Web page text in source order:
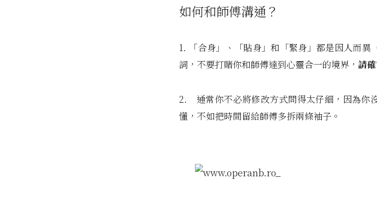
如何和師傅溝通？
1. 「合身」、「貼身」和「緊身」都是因人而異
詞，不要打賭你和師傅達到心靈合一的境界， 請
2. 通常你不必將修改方式問得太仔細，因為你
懂，不如把時間留給師傅多拆兩條袖子。